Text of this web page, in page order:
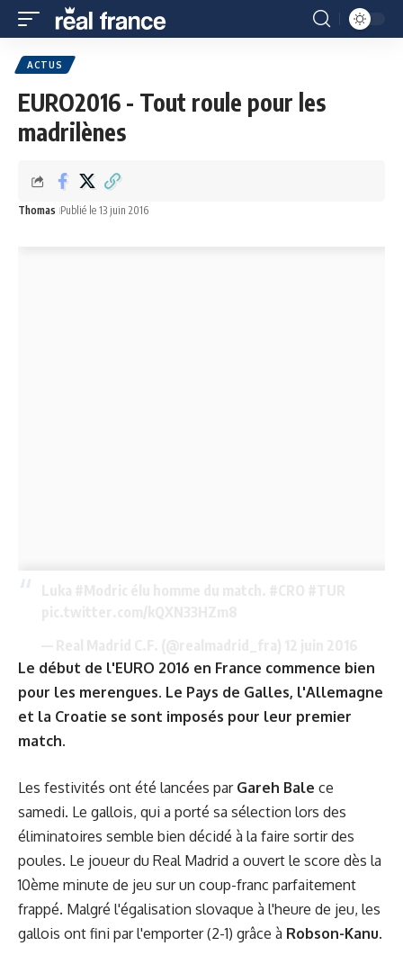
ACTUS
EURO2016 - Tout roule pour les
madrilènes
Thomas Publié le 13 juin 2016
Le début de l'EURO 2016 en France commence bien
pour les merengues. Le Pays de Galles, l'Allemagne
et la Croatie se sont imposés pour leur premier
match.
Les festivités ont été lancées par Gareh Bale ce
samedi. Le gallois, qui a porté sa sélection lors des
éliminatoires semble bien décidé à la faire sortir des
poules. Le joueur du Real Madrid a ouvert le score dès la
10ème minute de jeu sur un coup-franc parfaitement
frappé. Malgré l'égalisation slovaque à l'heure de jeu, les
gallois ont fini par l'emporter (2-1) grâce à Robson-Kanu.